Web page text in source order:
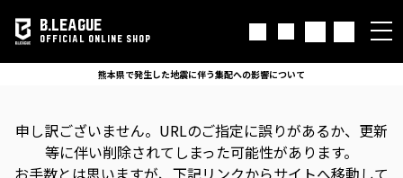
B.LEAGUE
OFFICIAL ONLINE SHOP
熊本県で発生した地震に伴う集配への影響について
申し訳ございません。 URLのご指定に誤りがあるか、更新
等に伴い削除されてしまった可能性があります。
お手数とは思いますが、下記リンクからサイトへ移動して